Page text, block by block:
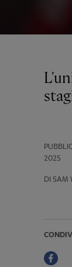
2025
DI SAM
L'unione e lo spirito collettivo sono i fattori trainanti dell'impressionante